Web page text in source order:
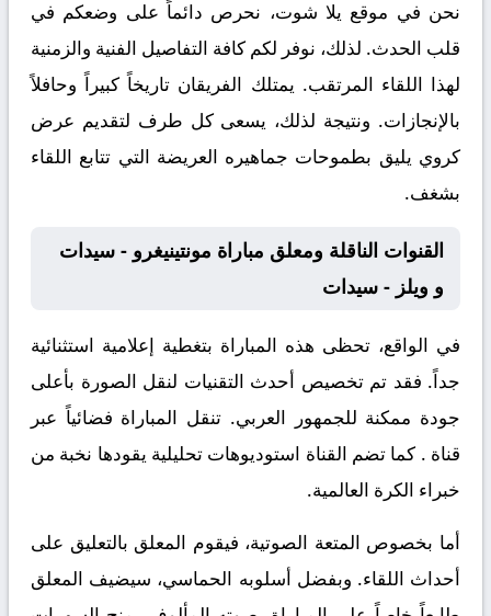
نحن في موقع يلا شوت، نحرص دائماً على وضعكم في
قلب الحدث. لذلك، نوفر لكم كافة التفاصيل الفنية والزمنية
لهذا اللقاء المرتقب. يمتلك الفريقان تاريخاً كبيراً وحافلاً
بالإنجازات. ونتيجة لذلك، يسعى كل طرف لتقديم عرض
كروي يليق بطموحات جماهيره العريضة التي تتابع اللقاء
بشغف.
القنوات الناقلة ومعلق مباراة مونتينيغرو - سيدات
و ويلز - سيدات
في الواقع، تحظى هذه المباراة بتغطية إعلامية استثنائية
جداً. فقد تم تخصيص أحدث التقنيات لنقل الصورة بأعلى
جودة ممكنة للجمهور العربي. تنقل المباراة فضائياً عبر
قناة . كما تضم القناة استوديوهات تحليلية يقودها نخبة من
خبراء الكرة العالمية.
أما بخصوص المتعة الصوتية، فيقوم المعلق بالتعليق على
أحداث اللقاء. وبفضل أسلوبه الحماسي، سيضيف المعلق